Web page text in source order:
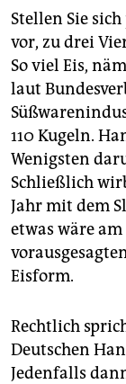
fragen & hilfe
unterstützen
abo
genossenschaft
epaper login
Stellen Sie
vor, zu drei
So viel Eis,
laut
110 Kugeln.
Wenigsten
Schließlich
Jahr mit dem
etwas wäre
Eisform.
Rechtlich
Deutschen
Jedenfalls